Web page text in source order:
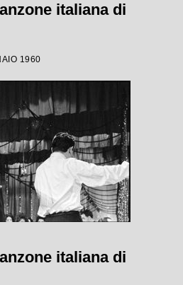
italiana di
1960
italiana di